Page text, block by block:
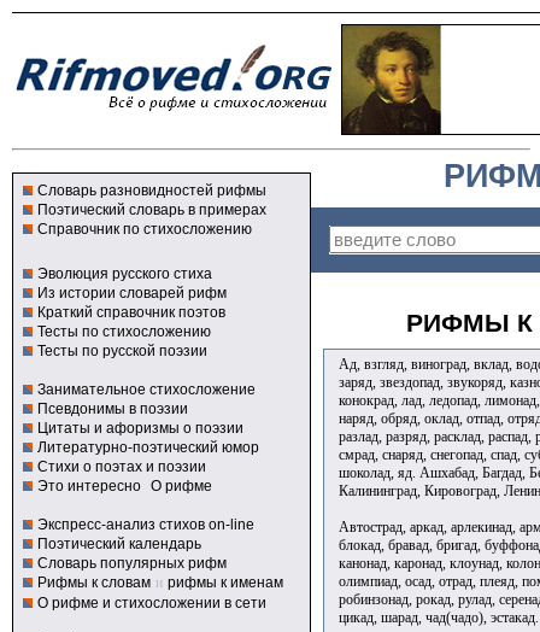
Словарь разновидностей рифмы
Поэтический словарь в примерах
Справочник по стихосложению
Эволюция русского стиха
Из истории словарей рифм
Краткий справочник поэтов
Тесты по стихосложению
Тесты по русской поэзии
Занимательное стихосложение
Псевдонимы в поэзии
Цитаты и афоризмы о поэзии
Литературно-поэтический юмор
Стихи о поэтах и поэзии
Это интересно О рифме
Экспресс-анализ стихов on-line
Поэтический календарь
Словарь популярных рифм
Рифмы к словам и рифмы к именам
О рифме и стихосложении в сети
РИФМЫ К
Ад, взгляд, виноград, вклад,
заряд, звездопад, звукоряд,
конокрад, лад, ледопад,
наряд, обряд, оклад, отпад,
разлад, разряд, расклад,
смрад, снаряд, снегопад, спад,
шоколад, яд. Ашхабад, Багдад,
Калининград, Кировоград,
Автострад, аркад, арлекинад,
блокад, бравад, бригад,
канонад, каронад, клоунад,
олимпиад, осад, отрад, плеяд,
робинзонад, рокад, рулад,
цикад, шарад, чад(чадо), эстакад.